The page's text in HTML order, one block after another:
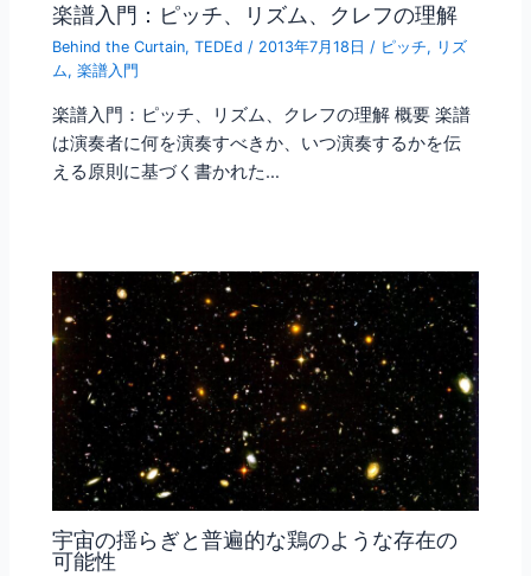
楽譜入門：ピッチ、リズム、クレフの理解
Behind the Curtain,TEDEd / 2013年7月18日/ ピッチ, リズ
ム,楽譜入門
楽譜入門：ピッチ、リズム、クレフの理解 概要 楽譜
は演奏者に何を演奏すべきか、いつ演奏するかを伝
える原則に基づく書かれた…
宇宙の揺らぎと普遍的な鶏のような存在の
可能性